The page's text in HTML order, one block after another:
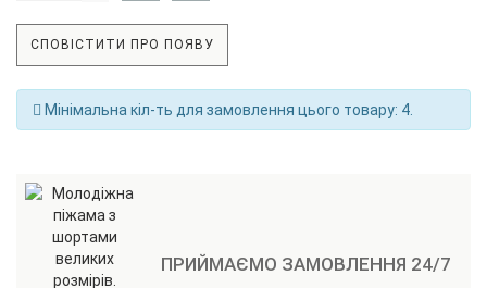
СПОВІСТИТИ ПРО ПОЯВУ
Мінімальна кіл-ть для замовлення цього товару: 4.
ПРИЙМАЄМО ЗАМОВЛЕННЯ 24/7